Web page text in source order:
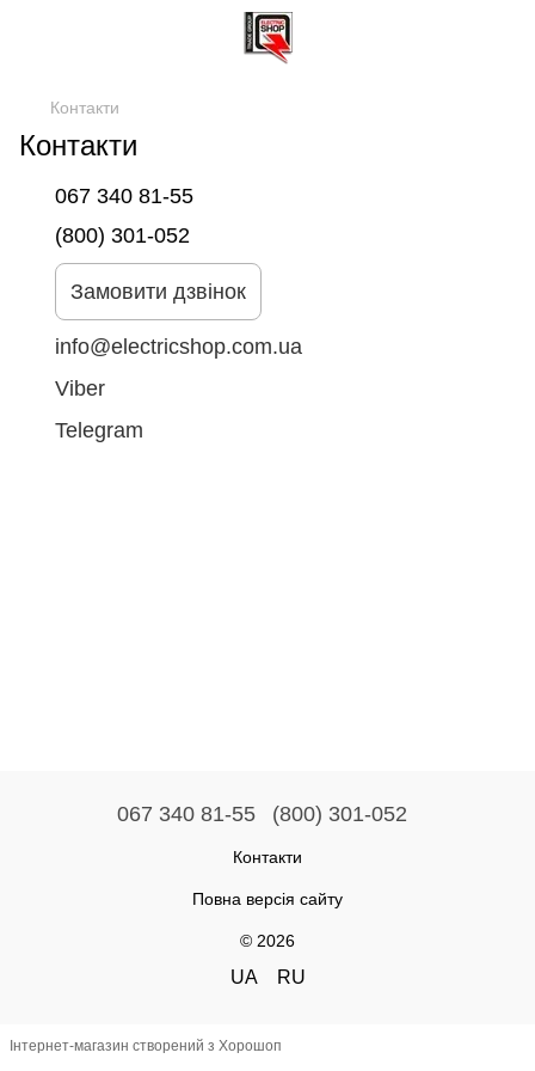
Контакти
Контакти
067 340 81-55
(800) 301-052
Замовити дзвінок
info@electricshop.com.ua
Viber
Telegram
067 340 81-55 (800) 301-052
Контакти
Повна версія сайту
© 2026
UA RU
Інтернет-магазин створений з Хорошоп